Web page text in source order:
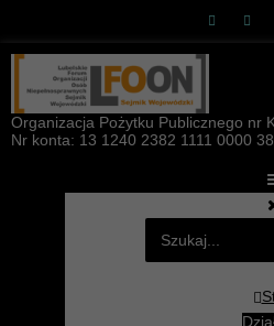
Organizacja Pożytku Publicznego nr
Nr konta: 13 1240 2382 1111 0000